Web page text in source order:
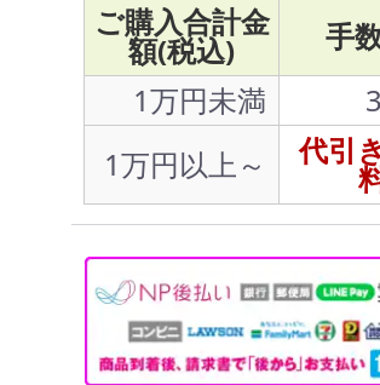
ご購入合計金
額(税込)
手
1万円未満
1万円以上～
代引